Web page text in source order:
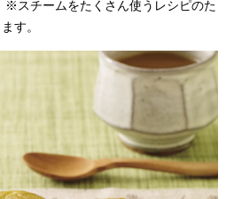
※スチームをたくさん使うレシピのた
す。